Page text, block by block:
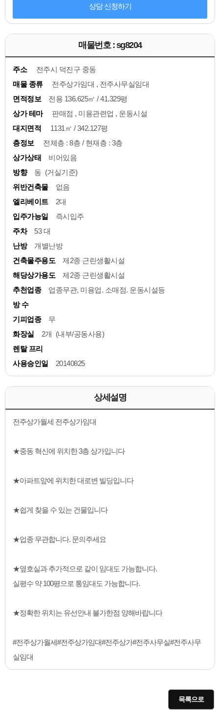
상담 신청하기
매물번호 : sg8204
주소
전주시 덕진구 중동
매물 종류
전주상가임대 , 전주사무실임대
면적정보
전용 136.625㎡ / 41.329평
상가 테마
판매점 , 미용관련업 , 운동시설
대지면적
1131㎡ / 342.127평
층정보
전체층 : 8층 / 현재층 : 3층
상가상태
비어있음
방향
동 (거실기준)
위반건축물
없음
엘리베이트
2대
입주가능일
즉시입주
주차
53 대
난방
개별난방
건축물주용도
제2종 근린생활시설
해당상가용도
제2종 근린생활시설
추천업종
업종무관, 미용업. 소매점. 운동시설등
방 수
기피업종
무
화장실
2개 (내부/공동사용)
렌탈 프리
사용승인일
20140825
상세설명
전주상가월세 전주상가임대
★중동 혁신에 위치한 3층 상가입니다
★아파트앞에 위치한 대로변 빌딩입니다
★쉽게 찾을 수 있는 건물입니다
★업종 무관합니다. 문의주세요
★옆호실과 추가적으로 같이 임대도 가능합니다.
실평수 약 100평으로 통임대도 가능합니다.
★정확한 위치는 유선안내 불가한점 양해바랍니다
#전주상가월세#전주상가임대#전주상가#전주사무실#전주사무
실임대
목록으로